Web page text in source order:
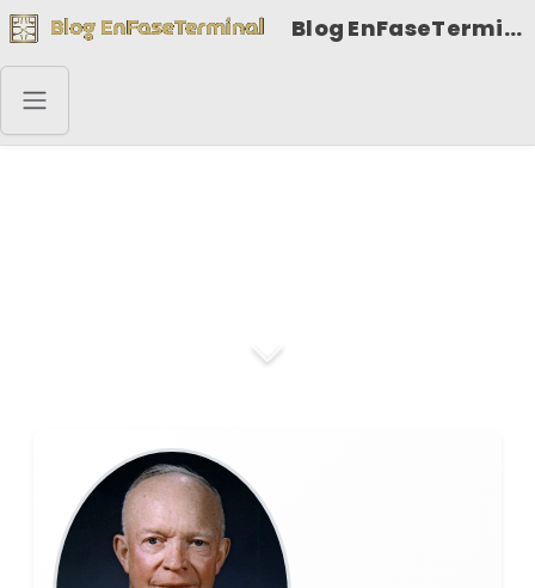
Blog EnFaseTerminal